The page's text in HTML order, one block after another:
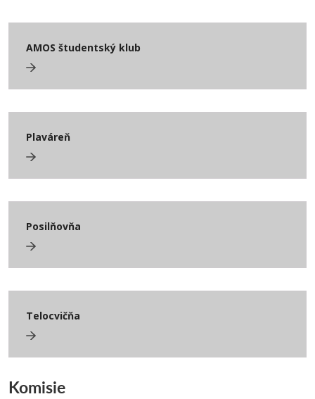
AMOS študentský klub
Plaváreň
Posilňovňa
Telocvičňa
Komisie